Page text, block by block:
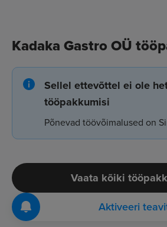
Kadaka Gastro OÜ
Sellel ettevõttel ei ole
tööpakkumisi
Põnevad töövõimalused on
Vaata kõiki
Aktiveeri